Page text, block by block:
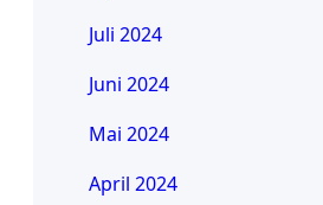
Juli 2024
Juni 2024
Mai 2024
April 2024